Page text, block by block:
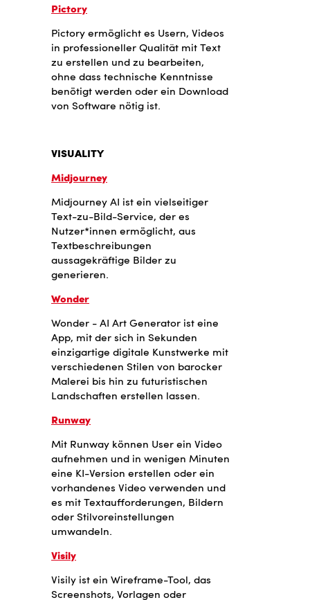
Pictory
Pictory ermöglicht es Usern, Videos
in professioneller Qualität mit Text
zu erstellen und zu bearbeiten,
ohne dass technische Kenntnisse
benötigt werden oder ein Download
von Software nötig ist.
VISUALITY
Midjourney
Midjourney AI ist ein vielseitiger
Text-zu-Bild-Service, der es
Nutzer*innen ermöglicht, aus
Textbeschreibungen
aussagekräftige Bilder zu
generieren.
Wonder
Wonder - AI Art Generator ist eine
App, mit der sich in Sekunden
einzigartige digitale Kunstwerke mit
verschiedenen Stilen von barocker
Malerei bis hin zu futuristischen
Landschaften erstellen lassen.
Runway
Mit Runway können User ein Video
aufnehmen und in wenigen Minuten
eine KI-Version erstellen oder ein
vorhandenes Video verwenden und
es mit Textaufforderungen, Bildern
oder Stilvoreinstellungen
umwandeln.
Visily
Visily ist ein Wireframe-Tool, das
Screenshots, Vorlagen oder